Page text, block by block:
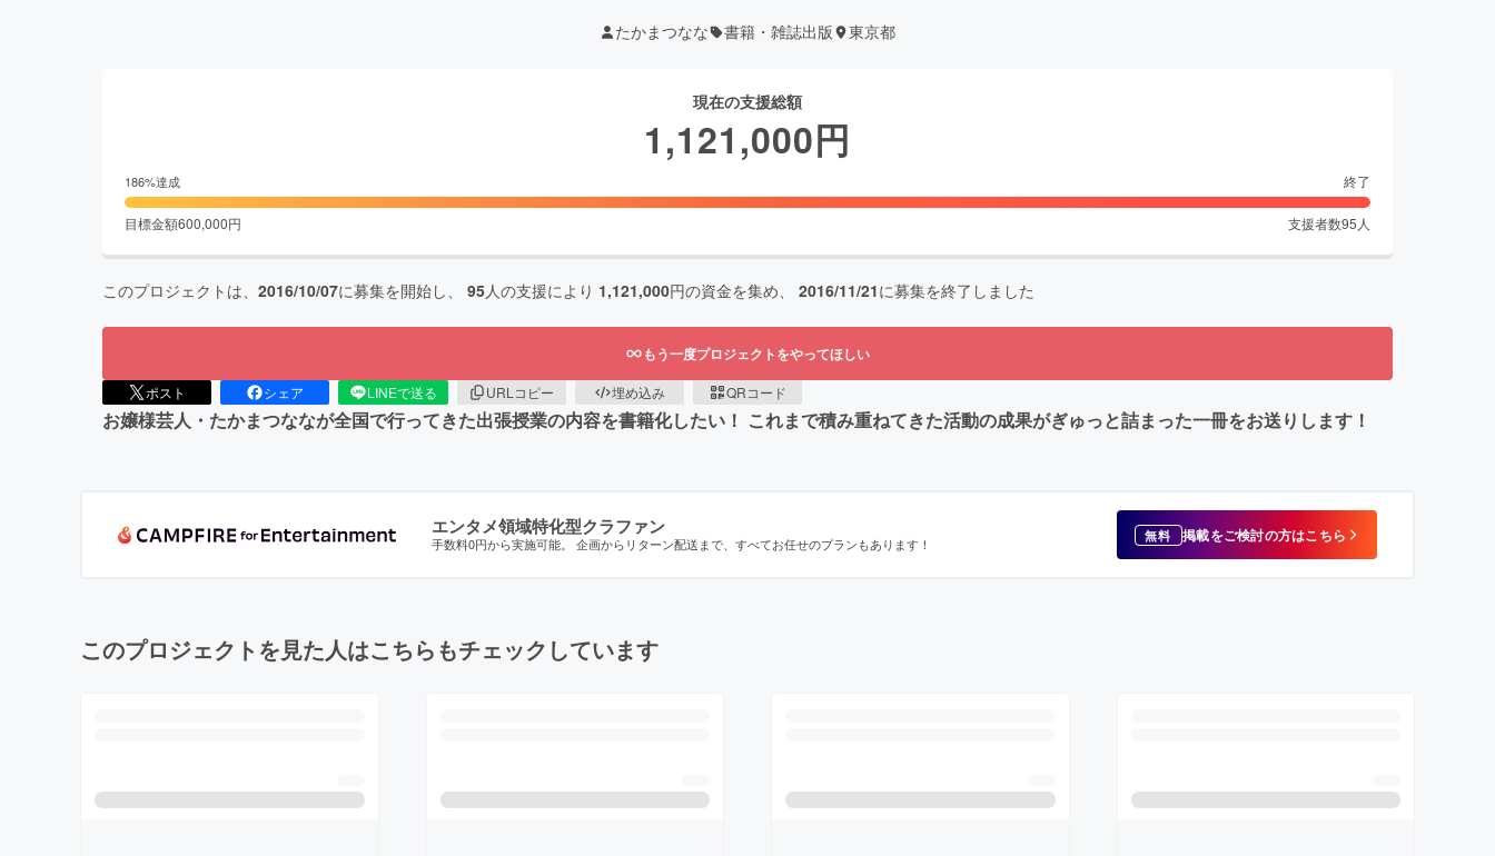
たかまつなな 書籍・雑誌出版 東京都
現在の支援総額
1,121,000円
186%達成 終了
目標金額600,000円 支援者数95 人
このプロジェクトは、 2016/10/07に募集を開始し、 95人の支援により 1,121,000円の資金を集め、 2016/11/21に募集を終了しました
もう一度プロジェクトをやってほしい
ポスト シェア LINEで送る URLコピー 埋め込み QRコード
お嬢様芸人・たかまつななが全国で行ってきた出張授業の内容を書籍化したい！ これまで積み重ねてきた活動の成果がぎゅっと詰まった一冊をお送りします！
エンタメ領域特化型クラファン
手数料0円から実施可能。 企画からリターン配送まで、すべてお任せのプランもあります！ 無料 掲載をご検討の方はこちら
このプロジェクトを見た人はこちらもチェックしています